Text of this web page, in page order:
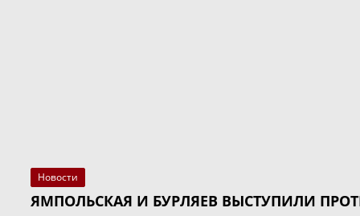
Новости
ЯМПОЛЬСКАЯ И БУРЛЯЕВ ВЫСТУПИЛИ